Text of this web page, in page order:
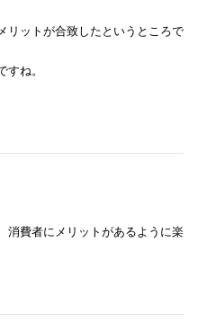
リットが合致したというところで
すね。
消費者にメリットがあるように楽